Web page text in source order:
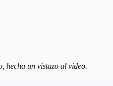
hecha un vistazo al video.